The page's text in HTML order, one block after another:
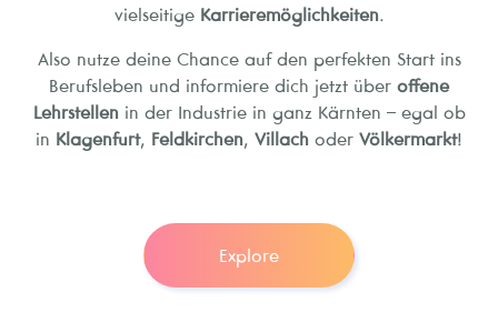
vielseitige Karrieremöglichkeiten.
Also nutze deine Chance auf den perfekten Start ins
Berufsleben und informiere dich jetzt über offene
Lehrstellen in der Industrie in ganz Kärnten – egal ob
in Klagenfurt, Feldkirchen, Villach oder Völkermarkt!
Explore